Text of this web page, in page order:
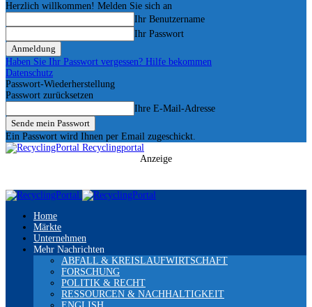
Herzlich willkommen! Melden Sie sich an
Ihr Benutzername
Ihr Passwort
Haben Sie Ihr Passwort vergessen? Hilfe bekommen
Datenschutz
Passwort-Wiederherstellung
Passwort zurücksetzen
Ihre E-Mail-Adresse
Ein Passwort wird Ihnen per Email zugeschickt.
Recyclingportal
Anzeige
Home
Märkte
Unternehmen
Mehr Nachrichten
ABFALL & KREISLAUFWIRTSCHAFT
FORSCHUNG
POLITIK & RECHT
RESSOURCEN & NACHHALTIGKEIT